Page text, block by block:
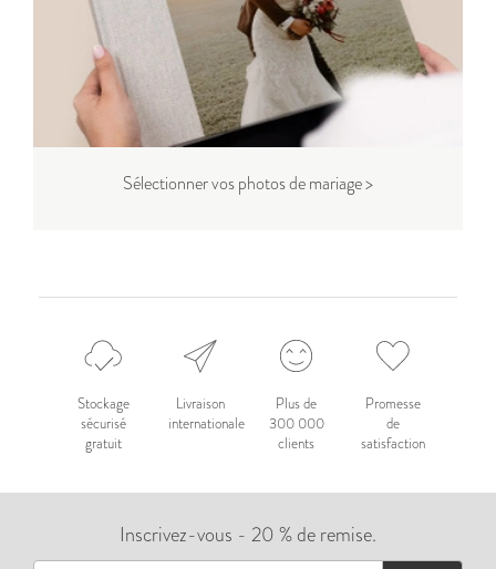
Sélectionner vos photos de mariage >
Stockage
sécurisé
gratuit
Livraison
internationale
Plus de
300 000
clients
Promesse
de
satisfaction
Inscrivez-vous - 20 % de remise.